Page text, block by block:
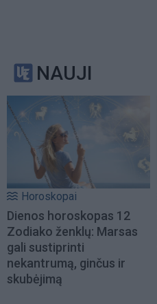
NAUJI
Horoskopai
Dienos horoskopas 12
Zodiako ženklų: Marsas
gali sustiprinti
nekantrumą, ginčus ir
skubėjimą